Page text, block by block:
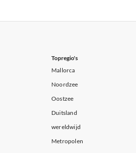
Topregio's
Mallorca
Noordzee
Oostzee
Duitsland
wereldwijd
Metropolen